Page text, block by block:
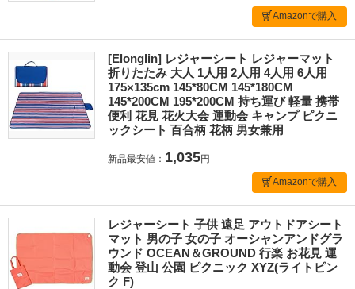
Amazonで購入
[Elonglin] レジャーシート レジャーマット
折りたたみ 大人 1人用 2人用 4人用 6人用
175×135cm 145*80CM 145*180CM
145*200CM 195*200CM 持ち運び 軽量 携帯
便利 花見 花火大会 運動会 キャンプ ピクニ
ックシート 百合柄 花柄 男女兼用
新品最安値： 1,035円
Amazonで購入
レジャーシート 子供 遠足 アウトドアシート
マット 男の子 女の子 オーシャンアンドグラ
ウンド OCEAN＆GROUND 行楽 お花見 運
動会 登山 公園 ピクニック XYZ(ライトピン
ク F)